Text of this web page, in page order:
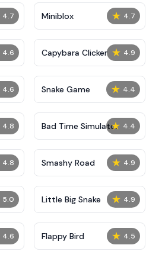
4.7 ★ 4.7
Miniblox
4.6 ★ 4.9
Capybara Clicker
4.6 ★ 4.4
Snake Game
4.8 ★ 4.4
Bad Time Simulator
4.8 ★ 4.9
Smashy Road
5.0 ★ 4.9
Little Big Snake
4.6 ★ 4.5
Flappy Bird